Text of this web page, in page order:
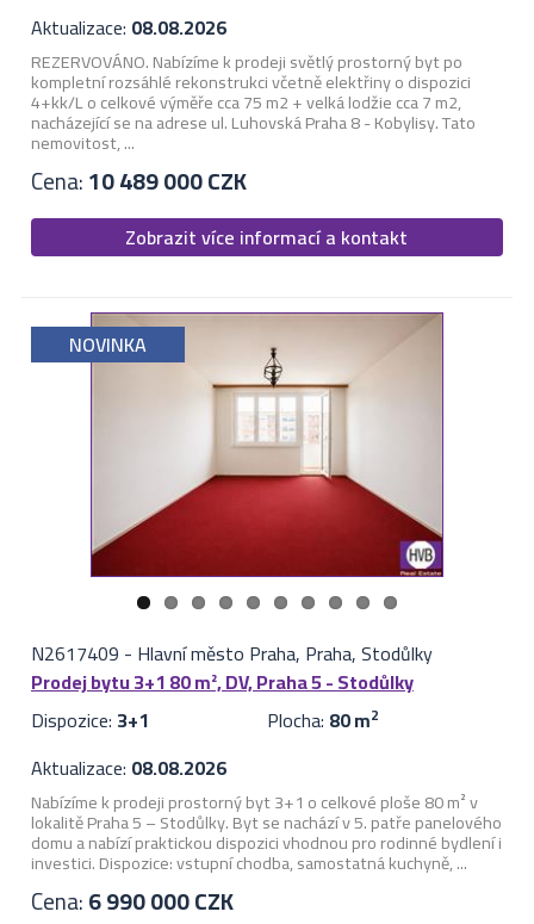
Aktualizace: 08.08.2026
REZERVOVÁNO. Nabízíme k prodeji světlý prostorný byt po
kompletní rozsáhlé rekonstrukci včetně elektřiny o dispozici
4+kk/L o celkové výměře cca 75 m2 + velká lodžie cca 7 m2,
nacházející se na adrese ul. Luhovská Praha 8 - Kobylisy. Tato
nemovitost, ...
Cena:10 489 000 CZK
Zobrazit více informací a kontakt
NOVINKA
N2617409 - Hlavní město Praha, Praha, Stodůlky
Prodej bytu 3+1 80 m², DV, Praha 5 - Stodůlky
Dispozice: 3+1 Plocha: 80 m2
Aktualizace: 08.08.2026
Nabízíme k prodeji prostorný byt 3+1 o celkové ploše 80 m² v
lokalitě Praha 5 – Stodůlky. Byt se nachází v 5. patře panelového
domu a nabízí praktickou dispozici vhodnou pro rodinné bydlení i
investici. Dispozice: vstupní chodba, samostatná kuchyně, ...
Cena:6 990 000 CZK